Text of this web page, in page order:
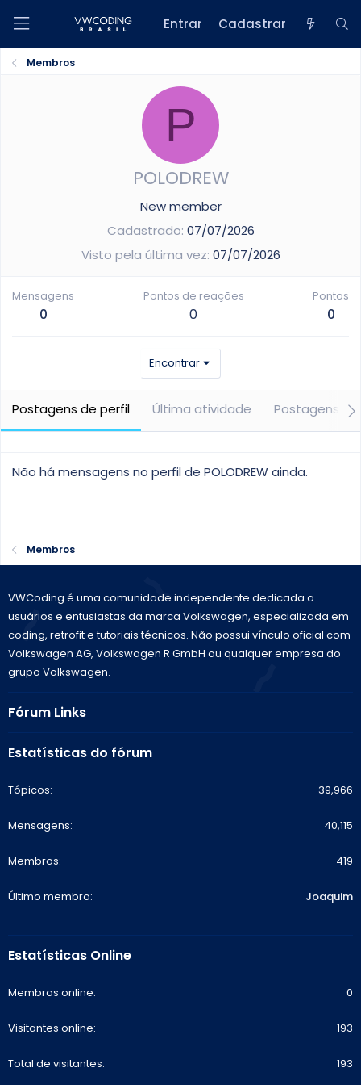
Entrar Cadastrar
Membros
P
POLODREW
New member
Cadastrado 07/07/2026
Visto pela última vez 07/07/2026
Mensagens
0
Pontos de reações
0
Pontos
0
Encontrar
Postagens de perfil Última atividade Postagens
Não há mensagens no perfil de POLODREW ainda.
Membros
VWCoding é uma comunidade independente dedicada a
usuários e entusiastas da marca Volkswagen, especializada em
coding, retrofit e tutoriais técnicos. Não possui vínculo oficial com
Volkswagen AG, Volkswagen R GmbH ou qualquer empresa do
grupo Volkswagen.
Fórum Links
Estatísticas do fórum
Tópicos 39,966
Mensagens 40,115
Membros 419
Último membro Joaquim
Estatísticas Online
Membros online 0
Visitantes online 193
Total de visitantes 193